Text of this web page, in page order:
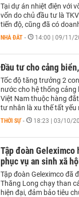
Tại dự án nhiệt điện với
vốn do chủ đầu tư là
tiến độ, cũng đã có
NHÀ ĐẤT - 14:00 | 09/11/
Đầu tư cho cảng
Tốc độ tăng trưởng 2
nước cho hệ thống cảng
Việt Nam thuộc hàng
tư nhân là xu thế tất
THỜI SỰ - 18:23 | 03/10/
Tập đoàn
phục vụ an sinh xã
Tập đoàn Geleximco đã
Thăng Long chạy than
hiện đại, đảm bảo tiêu